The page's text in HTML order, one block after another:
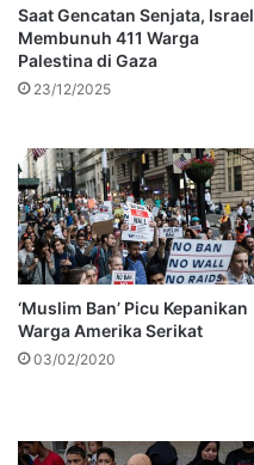
Saat Gencatan Senjata, Israel
Membunuh 411 Warga
Palestina di Gaza
23/12/2025
‘Muslim Ban’ Picu Kepanikan
Warga Amerika Serikat
03/02/2020